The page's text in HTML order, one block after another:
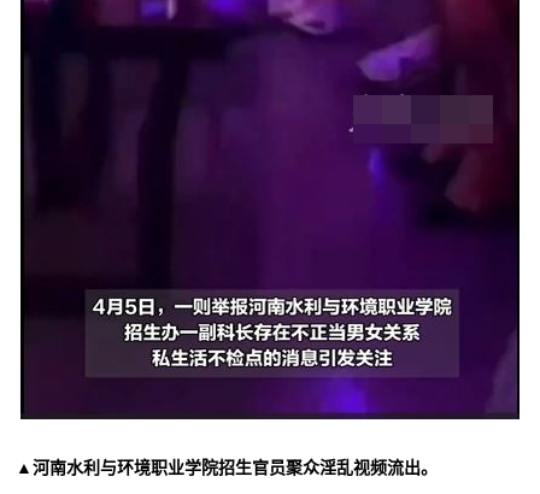
▲河南水利与环境职业学院招生官员聚众淫乱视频流出。